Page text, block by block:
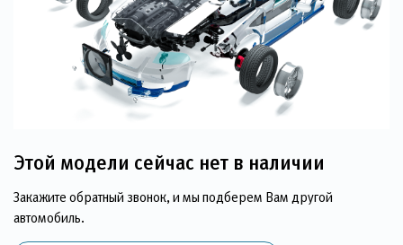
Этой модели сейчас нет в наличии
Закажите обратный звонок, и мы подберем Вам другой
автомобиль.